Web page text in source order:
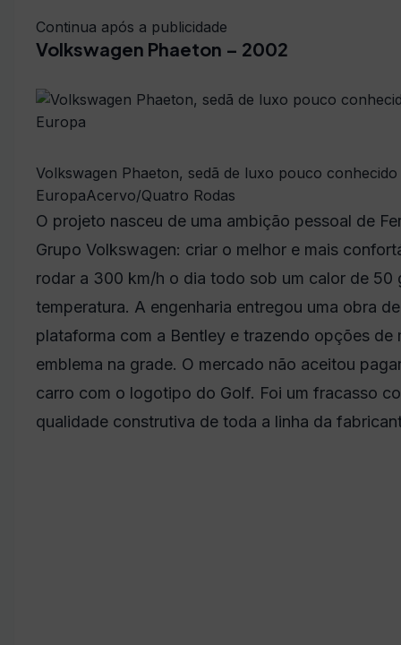
Continua após a publicidade
Volkswagen Phaeton – 2002
Volkswagen Phaeton, sedã de luxo pouco
EuropaAcervo/Quatro Rodas
O projeto nasceu de uma ambição pessoal de
Grupo Volkswagen: criar o melhor e mais
rodar a 300 km/h o dia todo sob um calor de 50
temperatura. A engenharia entregou uma obra
plataforma com a Bentley e trazendo opções
emblema na grade. O mercado não aceitou
carro com o logotipo do Golf. Foi um fracasso
qualidade construtiva de toda a linha da